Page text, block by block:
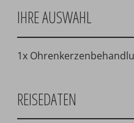
IHRE AUSWAHL
1x
REISEDATEN